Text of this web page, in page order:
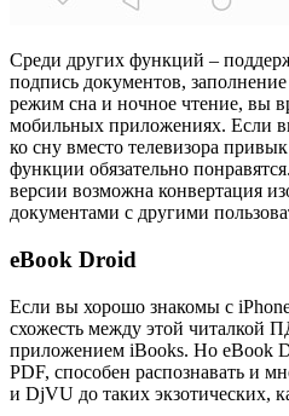
Среди других функций –
подпись документов,
режим сна и ночное чтение, вы
мобильных приложениях. Если
ко сну вместо телевизора
функции обязательно
версии возможна конвертация
документами с другими
eBook Droid
Если вы хорошо знакомы с
схожесть между этой читалкой
приложением iBooks. Но eBook
PDF, способен распознавать и
и DjVU до таких экзотических,